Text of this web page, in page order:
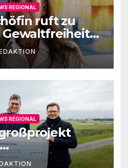
REGIONAL
ruft zu
REGIONAL